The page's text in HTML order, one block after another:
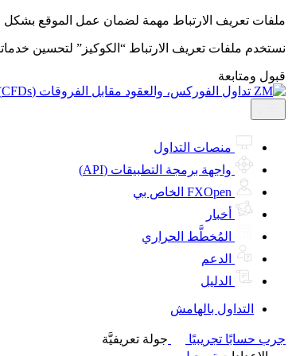
ملفات تعريف الارتباط مهمة لضمان عمل الموقع
نستخدم ملفات تعريف الارتباط “الكوكيز” لتحسين
قبول ومتابعة
منصات التداول
واجهة برمجة التطبيقات (API)
FXOpen الخاص بي
أخبار
المُخطَّط الحراري
الدعم
الدليل
التداول بالهامش
جرب حسابًا تجريبيًا
جولة تعريفيَّة